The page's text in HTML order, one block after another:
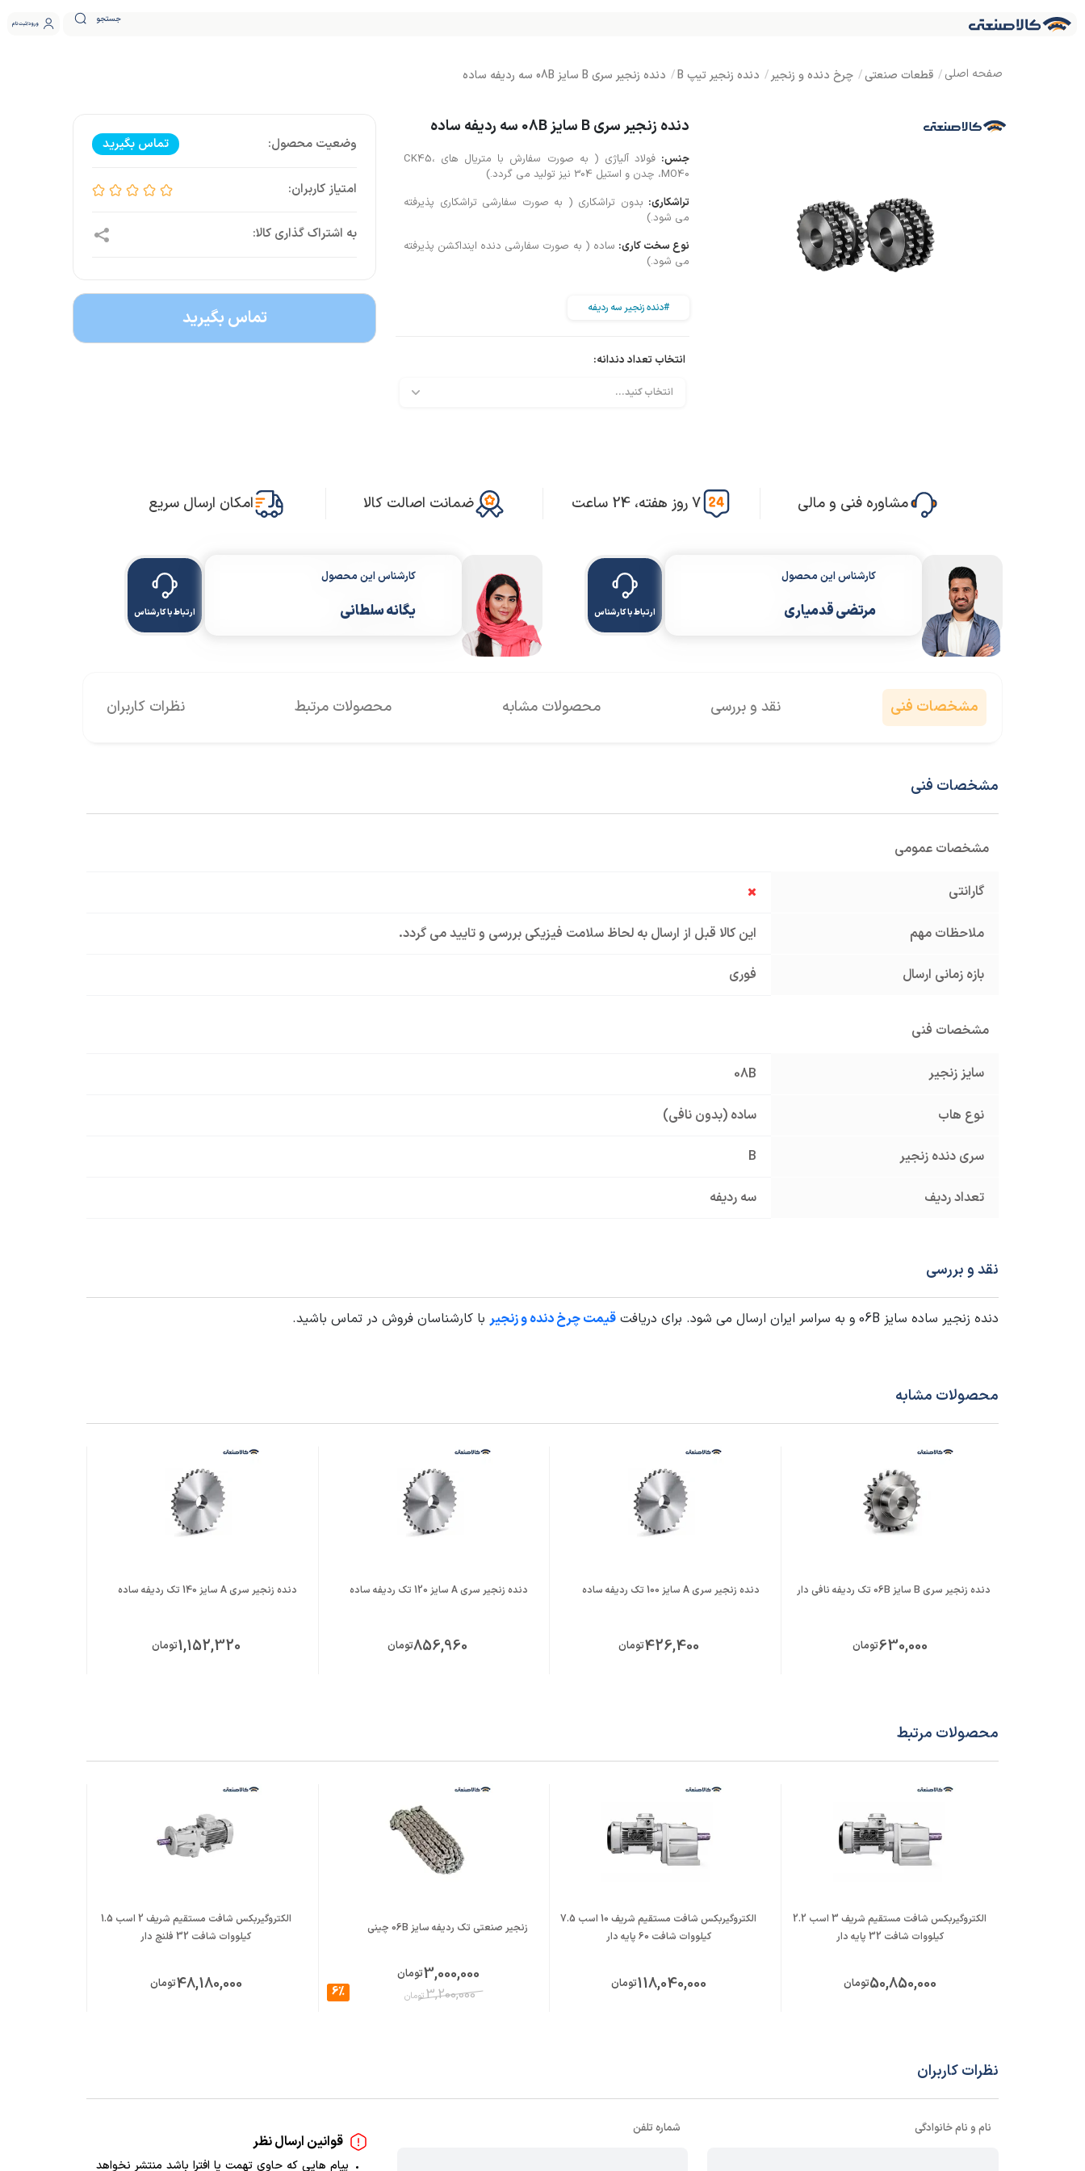
جستجو ورود ثبت نام
قطعات صنعتی چرخ دنده و زنجیر دنده زنجیر تیپ B دنده زنجیر سری B سایز 08B سه ردیفه ساده
دنده زنجیر سری B سایز 08B سه ردیفه ساده
جنس:
فولاد آلیاژی ( به صورت سفارش با متریال های CK45،
MO40، چدن و استیل 304 نیز تولید می گردد.)
تراشکاری: بدون تراشکاری ( به صورت سفارشی تراشکاری پذیرفته
می شود.)
نوع سخت کاری: ساده ( به صورت سفارشی دنده اینداکشن پذیرفته
می شود.)
#دنده زنجیر سه ردیفه
انتخاب تعداد دندانه:
تماس بگیرید
تماس بگیرید
مشاوره فنی و مالی 7 روز هفته، 24 ساعت ضمانت اصالت کالا امکان ارسال سریع
کارشناس این محصول
مرتضی قدمیاری ارتباط با کارشناس
کارشناس این محصول
یگانه سلطانی ارتباط با کارشناس
مشخصات فنی نقد و بررسی محصولات مشابه محصولات مرتبط نظرات کاربران
مشخصات فنی
مشخصات عمومی
گارانتی
ملاحظات مهم این کالا قبل از ارسال به لحاظ سلامت فیزیکی بررسی و تایید می گردد.
بازه زمانی ارسال فوری
مشخصات فنی
سایز زنجیر 08B
نوع هاب ساده (بدون نافی)
سری دنده زنجیر B
تعداد ردیف سه ردیفه
نقد و بررسی
دنده زنجیر ساده سایز 06B و به سراسر ایران ارسال می شود. برای دریافت قیمت چرخ دنده و زنجیر با کارشناسان فروش در تماس باشید.
محصولات مشابه
دنده زنجیر سری B سایز 06B تک ردیفه نافی دار
630,000تومان
دنده زنجیر سری A سایز 100 تک ردیفه ساده
426,400تومان
دنده زنجیر سری A سایز 120 تک ردیفه ساده
856,960تومان
دنده زنجیر سری A سایز 140 تک ردیفه ساده
1,152,320تومان
محصولات مرتبط
الکتروگیربکس شافت مستقیم شریف 3 اسب 2.2
کیلووات شافت 32 پایه دار
50,850,000تومان
الکتروگیربکس شافت مستقیم شریف 10 اسب 7.5
کیلووات شافت 60 پایه دار
118,040,000تومان
زنجیر صنعتی تک ردیفه سایز 06B چینی
3,000,000تومان
3,200,000تومان 6%
الکتروگیربکس شافت مستقیم شریف 2 اسب 1.5
کیلووات شافت 32 فلنچ دار
48,180,000تومان
نظرات کاربران
قوانین ارسال نظر
پیام هایی که حاوی تهمت یا افترا باشد منتشر نخواهد
نام و نام خانوادگی شماره تلفن